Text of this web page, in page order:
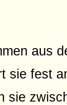
aus
sie fest
sie